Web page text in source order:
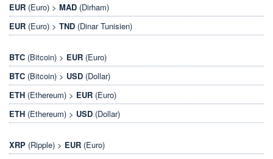
EUR (Euro) > MAD (Dirham)
EUR (Euro) > TND (Dinar Tunisien)
BTC (Bitcoin) > EUR (Euro)
BTC (Bitcoin) > USD (Dollar)
ETH (Ethereum) > EUR (Euro)
ETH (Ethereum) > USD (Dollar)
XRP (Ripple) > EUR (Euro)